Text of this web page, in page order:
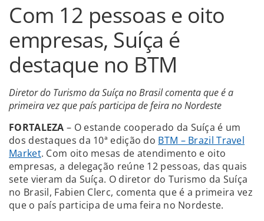
Com 12 pessoas e oito
empresas, Suíça é
destaque no BTM
Diretor do Turismo da Suíça no Brasil comenta que é a
primeira vez que país participa de feira no Nordeste
FORTALEZA – O estande cooperado da Suíça é um
dos destaques da 10ª edição do BTM – Brazil Travel
Market. Com oito mesas de atendimento e oito
empresas, a delegação reúne 12 pessoas, das quais
sete vieram da Suíça. O diretor do Turismo da Suíça
no Brasil, Fabien Clerc, comenta que é a primeira vez
que o país participa de uma feira no Nordeste.